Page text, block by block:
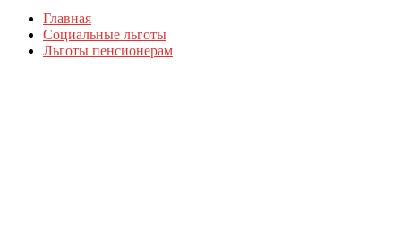
Главная
Социальные льготы
Льготы пенсионерам